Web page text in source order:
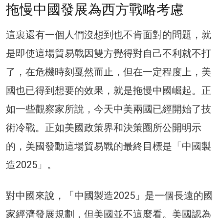
拖慢中國發展為西方戰略考慮
這裏還有一個人們沒想到也不肯面對的問題，就
是即使這場貿易戰因雙方覺得對自己不利就不打
了，在危機時刻戛然而止，但在一定程度上，美
國也已得到想要的效果，就是拖慢中國崛起。正
如一些觀察家所說，今天中美兩國已經開始了技
術冷戰。正如美國政策界和決策圈所公開明示
的，美國發動這場貿易戰的最終目標是「中國製
造2025」。
對中國來說，「中國製造2025」是一個長遠的國
家經濟發展規劃，但美國並不這麼看。美國認為